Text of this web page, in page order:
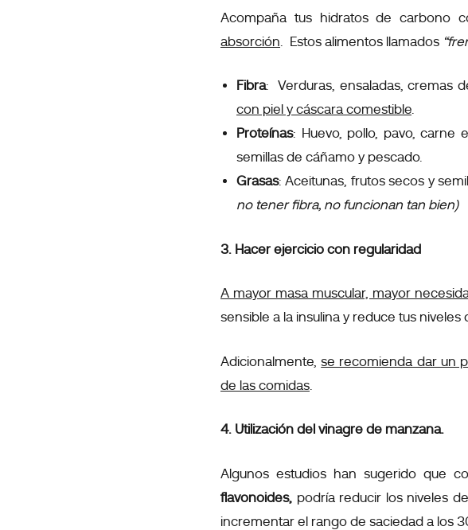
Acompaña tus hidratos de carbono
absorción . Estos alimentos llamados
Fibra: Verduras, ensaladas, cremas
con piel y cáscara comestible.
Proteínas: Huevo, pollo, pavo, carne
semillas de cáñamo y pescado.
Grasas: Aceitunas, frutos secos y
no tener fibra, no funcionan tan bien)
3. Hacer ejercicio con regularidad
A mayor masa muscular, mayor
sensible a la insulina y reduce tus niveles
Adicionalmente,se recomienda dar un
de las comidas
4. Utilización del vinagre de manzana.
Algunos estudios han sugerido que
flavonoides, podría reducir los niveles
incrementar el rango de saciedad a los